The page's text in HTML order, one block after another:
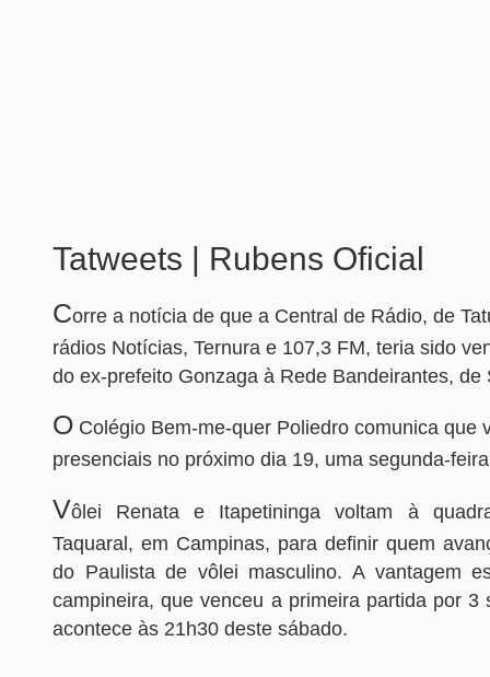
Tatweets | Rubens Oficial
Corre a notícia de que a Central de Rádio, de
rádios Notícias, Ternura e 107,3 FM, teria sido
do ex-prefeito Gonzaga à Rede Bandeirantes, de
O Colégio Bem-me-quer Poliedro comunica que
presenciais no próximo dia 19, uma segunda-
Vôlei Renata e Itapetininga voltam à
Taquaral, em Campinas, para definir quem
do Paulista de vôlei masculino. A vantagem
campineira, que venceu a primeira partida por 3
acontece às 21h30 deste sábado.